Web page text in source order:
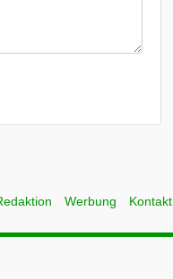
Werbung Kontakt